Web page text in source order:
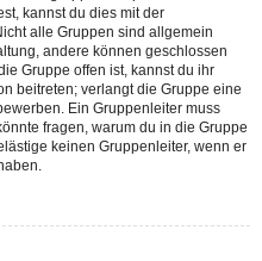
kannst du dies mit der
alle Gruppen sind allgemein
andere können geschlossen
Gruppe offen ist, kannst du ihr
beitreten; verlangt die Gruppe eine
Ein Gruppenleiter muss
fragen, warum du in die Gruppe
keinen Gruppenleiter, wenn er